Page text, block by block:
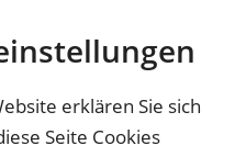
erklären Sie sich
Seite Cookies